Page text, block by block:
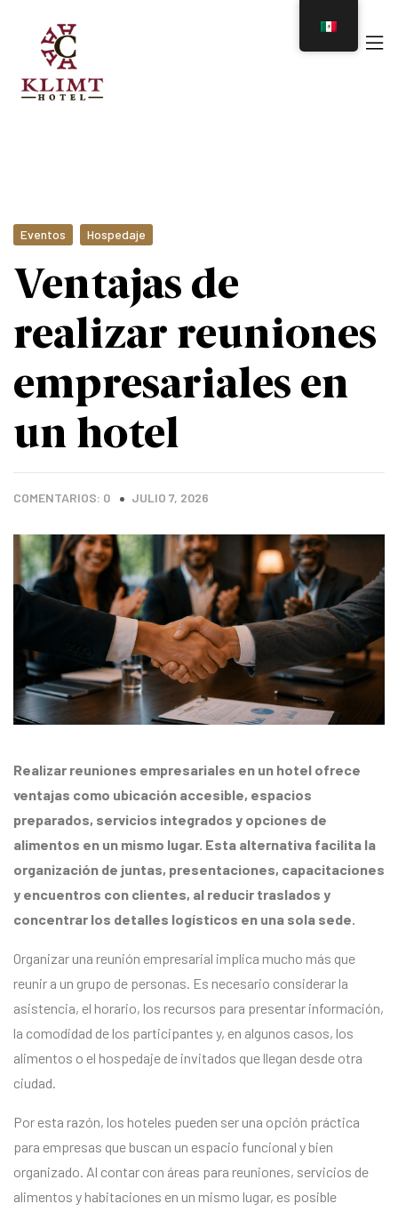
Eventos Hospedaje
Ventajas de
realizar reuniones
empresariales en
un hotel
COMENTARIOS: 0 JULIO 7, 2026
Realizar reuniones empresariales en un hotel ofrece
ventajas como ubicación accesible, espacios
preparados, servicios integrados y opciones de
alimentos en un mismo lugar. Esta alternativa facilita la
organización de juntas, presentaciones, capacitaciones
y encuentros con clientes, al reducir traslados y
concentrar los detalles logísticos en una sola sede.
Organizar una reunión empresarial implica mucho más que
reunir a un grupo de personas. Es necesario considerar la
asistencia, el horario, los recursos para presentar información,
la comodidad de los participantes y, en algunos casos, los
alimentos o el hospedaje de invitados que llegan desde otra
ciudad.
Por esta razón, los hoteles pueden ser una opción práctica
para empresas que buscan un espacio funcional y bien
organizado. Al contar con áreas para reuniones, servicios de
alimentos y habitaciones en un mismo lugar, es posible